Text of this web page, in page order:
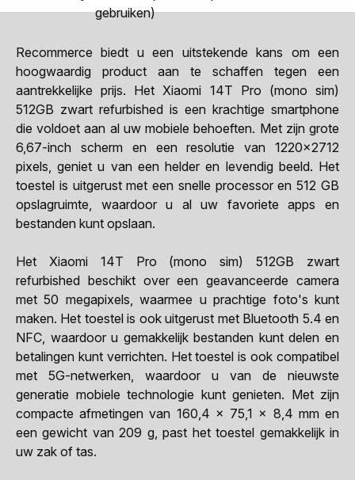
gebruiken)
Recommerce biedt u een uitstekende kans om een
hoogwaardig product aan te schaffen tegen een
aantrekkelijke prijs. Het Xiaomi 14T Pro (mono sim)
512GB zwart refurbished is een krachtige smartphone
die voldoet aan al uw mobiele behoeften. Met zijn grote
6,67-inch scherm en een resolutie van 1220x2712
pixels, geniet u van een helder en levendig beeld. Het
toestel is uitgerust met een snelle processor en 512 GB
opslagruimte, waardoor u al uw favoriete apps en
bestanden kunt opslaan.
Het Xiaomi 14T Pro (mono sim) 512GB zwart
refurbished beschikt over een geavanceerde camera
met 50 megapixels, waarmee u prachtige foto's kunt
maken. Het toestel is ook uitgerust met Bluetooth 5.4 en
NFC, waardoor u gemakkelijk bestanden kunt delen en
betalingen kunt verrichten. Het toestel is ook compatibel
met 5G-netwerken, waardoor u van de nieuwste
generatie mobiele technologie kunt genieten. Met zijn
compacte afmetingen van 160,4 x 75,1 x 8,4 mm en
een gewicht van 209 g, past het toestel gemakkelijk in
uw zak of tas.